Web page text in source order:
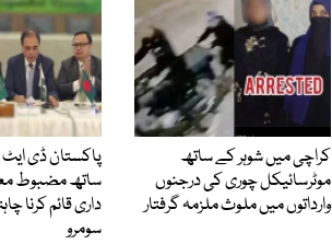
کراچی میں شوہر کے ساتھ
موٹرسائیکل چوری کی درجنوں
وارداتوں میں ملوث ملزمہ گرفتار
پاکستان ڈی
ساتھ مضبوط
داری قائم کرنا
سومرو